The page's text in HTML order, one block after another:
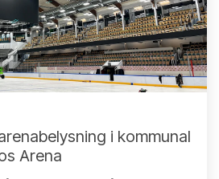
i kommunal
Arena